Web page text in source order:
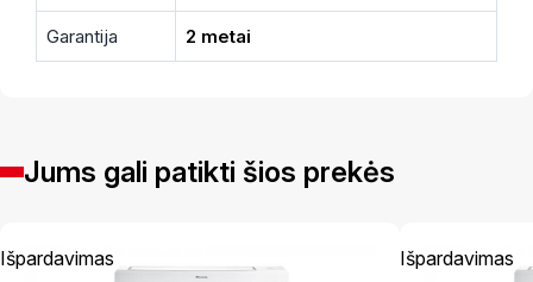
Garantija 2 metai
Jums gali patikti šios prekės
Išpardavimas Išpardavimas